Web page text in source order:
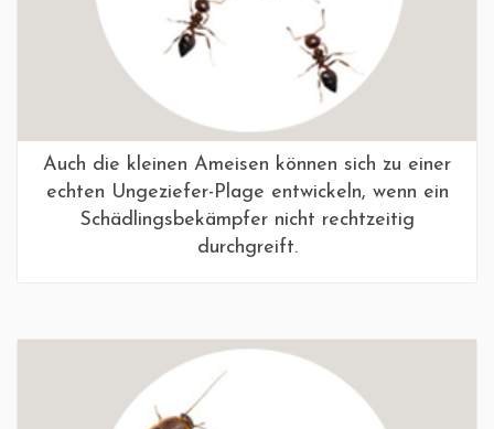
Auch die kleinen Ameisen können sich zu einer
echten Ungeziefer-Plage entwickeln, wenn ein
Schädlingsbekämpfer nicht rechtzeitig
durchgreift.